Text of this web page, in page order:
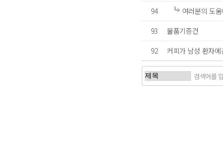
94
여러분의 도
93
물품기증건
92
커피가 남성 환자